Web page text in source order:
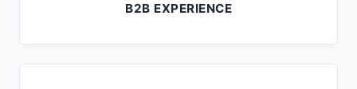
B2B EXPERIENCE